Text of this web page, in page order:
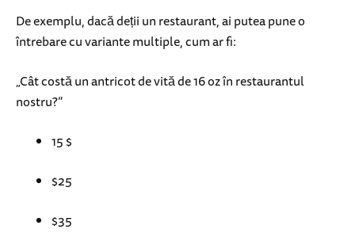
De exemplu, dacă deții un restaurant, ai putea pune o
întrebare cu variante multiple, cum ar fi:
„Cât costă un antricot de vită de 16 oz în restaurantul
nostru?”
15 $
$25
$35